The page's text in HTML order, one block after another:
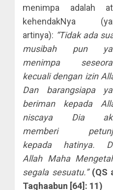
menimpa adalah
kehendakNya
artinya): “Tidak ada
musibah pun
menimpa
kecuali dengan izin
Dan barangsiapa
beriman kepada
niscaya Dia
memberi
kepada hatinya.
Allah Maha
segala sesuatu.” (QS
Taghaabun [64]: 11)